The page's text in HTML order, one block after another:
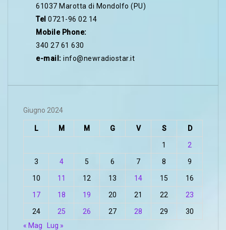
61037 Marotta di Mondolfo (PU)
Tel 0721-96 02 14
Mobile Phone:
340 27 61 630
e-mail: info@newradiostar.it
Giugno 2024
L M M G V S D
1 2
3 4 5 6 7 8 9
10 11 12 13 14 15 16
17 18 19 20 21 22 23
24 25 26 27 28 29
30
« Mag
Lug »